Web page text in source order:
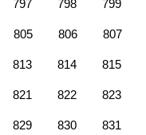
797 798 799
805 806 807
813 814 815
821 822 823
829 830 831